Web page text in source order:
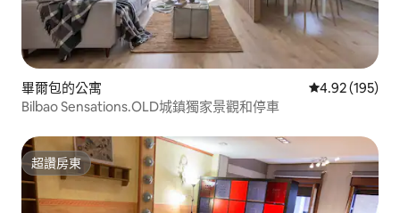
畢爾包的公寓 從 195 則評價
4.92 (195)
Bilbao Sensations.OLD城鎮獨家景觀和停車
超讚房東
超讚房東